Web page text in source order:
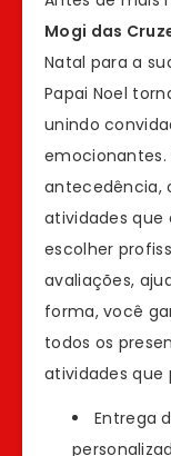
Mogi das
Natal para a
Papai Noel
unindo
emocionantes.
antecedência,
atividades que
escolher
avaliações,
forma, você
todos os
atividades que
Entrega